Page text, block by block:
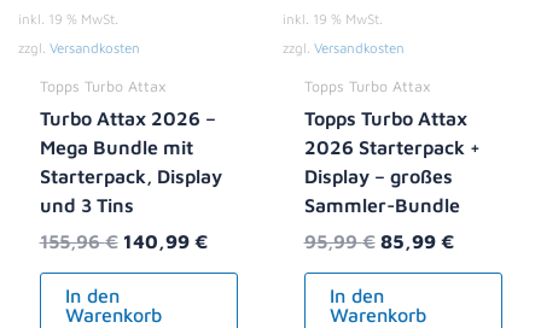
inkl. 19 % MwSt.
zzgl. Versandkosten
Topps Turbo Attax
Turbo Attax 2026 –
Mega Bundle mit
Starterpack, Display
und 3 Tins
155,96€ 140,99 €
In den
Warenkorb
inkl. 19 % MwSt.
zzgl. Versandkosten
Topps Turbo Attax
Topps Turbo Attax
2026 Starterpack +
Display – großes
Sammler-Bundle
95,99€ 85,99 €
In den
Warenkorb